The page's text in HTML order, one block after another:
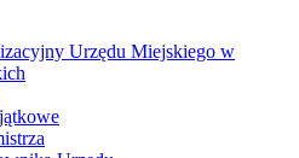
Urzędu Miejskiego w